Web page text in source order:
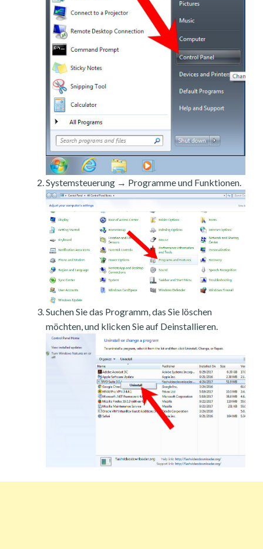
Systemsteuerung → Programme und Funktionen.
Suchen Sie das Programm, das Sie löschen
möchten, und klicken Sie auf Deinstallieren.